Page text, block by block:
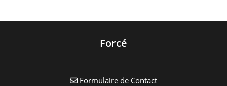
Forcé
Formulaire de Contact